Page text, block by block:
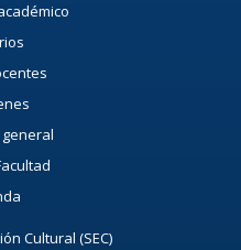
Cultural (SEC)